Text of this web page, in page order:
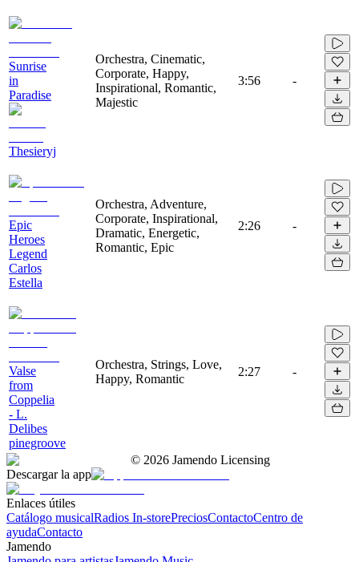
Sunrise
in
Paradise
Thesieryj
Orchestra, Cinematic,
Corporate, Happy,
Inspirational, Romantic,
Majestic
3:56 -
Epic
Heroes
Legend
Carlos
Estella
Orchestra, Adventure,
Corporate, Inspirational,
Dramatic, Energetic,
Romantic, Epic
2:26 -
Valse
from
Coppelia
- L.
Delibes
pinegroove
Orchestra, Strings, Love,
Happy, Romantic
2:27 -
© 2026 Jamendo Licensing
Descargar la app
Enlaces útiles
Catálogo musicalRadios In-storePreciosContactoCentro de
ayudaContacto
Jamendo